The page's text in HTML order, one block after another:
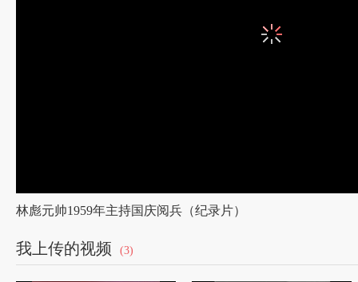
林彪元帅1959年主持国庆阅兵（纪录片）
我上传的视频 (3)